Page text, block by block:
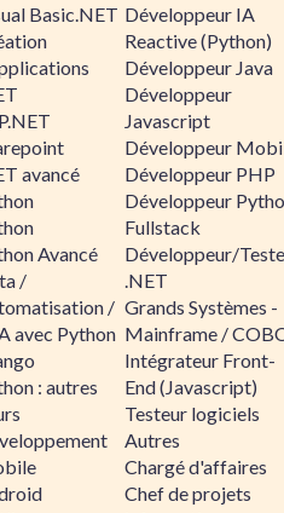
Basic.NET
avancé
Avancé
/
/
avec Python
: autres
Développeur IA
Reactive (Python)
Développeur Java
Développeur
Javascript
Développeur
Développeur PHP
Développeur
Fullstack
Développeur/
.NET
Grands Systèmes -
Mainframe /
Intégrateur Front-
End (Javascript)
Testeur logiciels
Autres
Chargé d'affaires
Chef de projets